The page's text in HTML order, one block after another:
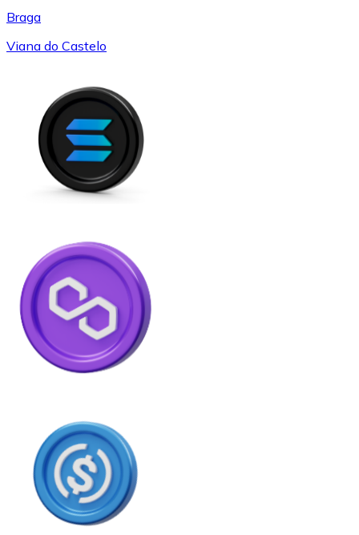
Braga
Viana do Castelo